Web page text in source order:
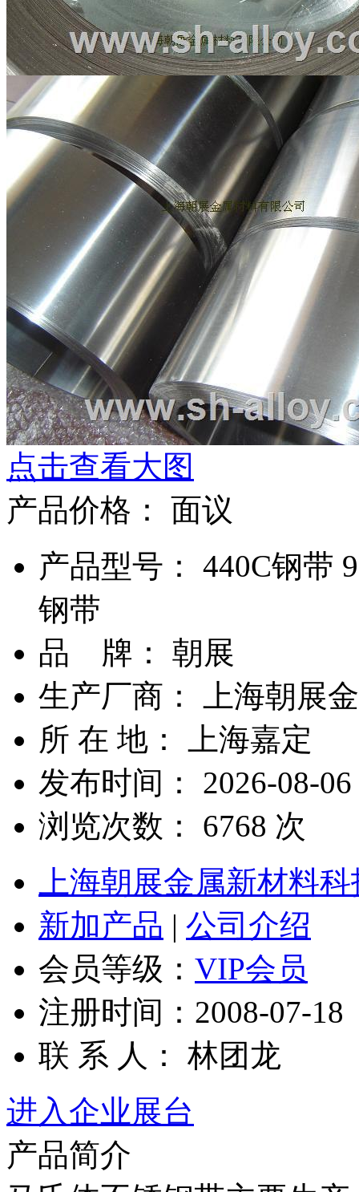
点击查看大图
产品价格： 面议
产品型号： 440C钢带
钢带
品 牌： 朝展
生产厂商： 上海朝展
所 在 地： 上海嘉定
发布时间： 2026-08-06
浏览次数： 6768 次
上海朝展金属新材料
新加产品 | 公司介绍
会员等级： VIP会员
注册时间：2008-07-18
联 系 人： 林团龙
进入企业展台
产品简介